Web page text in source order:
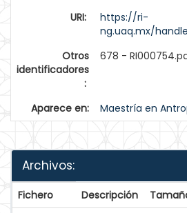
URI:
https://ri-
ng.uaq.mx/
Otros
identificadores
:
678 -
Aparece en: Maestría en
Archivos:
Fichero Descripción